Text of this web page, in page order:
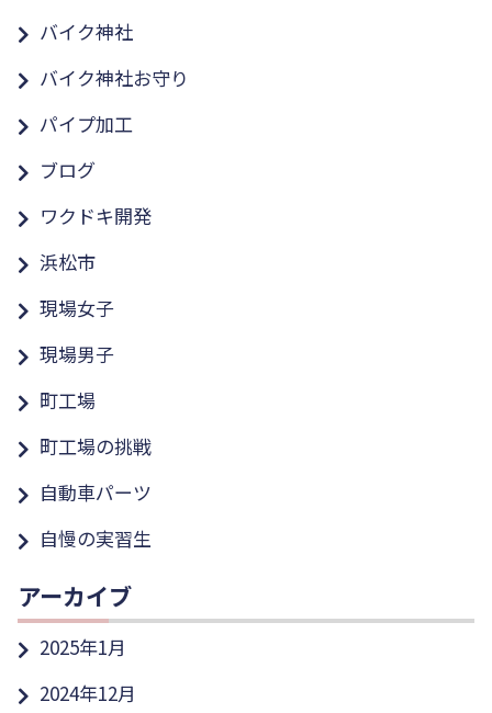
バイク神社
バイク神社お守り
パイプ加工
ブログ
ワクドキ開発
浜松市
現場女子
現場男子
町工場
町工場の挑戦
自動車パーツ
自慢の実習生
アーカイブ
2025年1月
2024年12月